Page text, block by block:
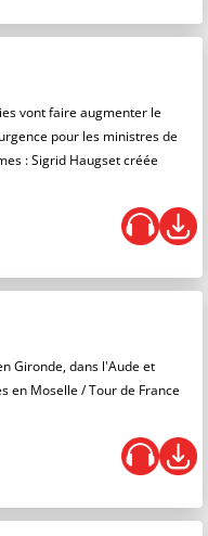
vont faire augmenter le
pour les ministres de
: Sigrid Haugset créée
Gironde, dans l'Aude et
en Moselle / Tour de France